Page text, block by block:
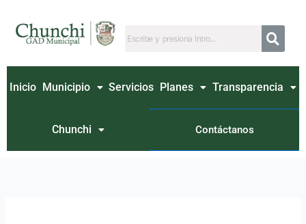
contenido
Inicio Municipio Servicios Planes Transparencia
Chunchi Contáctanos
por: